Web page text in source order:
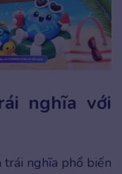
nghĩa với
trái nghĩa phổ biến